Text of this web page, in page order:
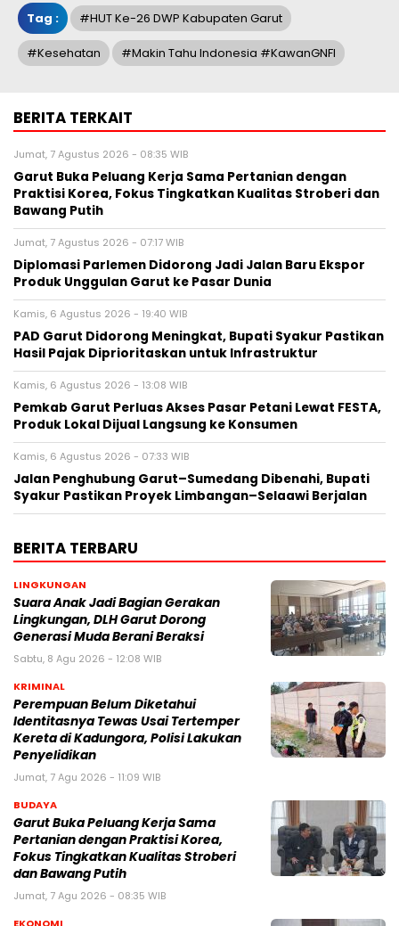
Tag : #HUT Ke-26 DWP Kabupaten Garut
#kesehatan #Makin Tahu Indonesia #KawanGNFI
BERITA TERKAIT
Jumat, 7 Agustus 2026 - 08:35 WIB
Garut Buka Peluang Kerja Sama Pertanian dengan
Praktisi Korea, Fokus Tingkatkan Kualitas Stroberi dan
Bawang Putih
Jumat, 7 Agustus 2026 - 07:17 WIB
Diplomasi Parlemen Didorong Jadi Jalan Baru Ekspor
Produk Unggulan Garut ke Pasar Dunia
Kamis, 6 Agustus 2026 - 19:40 WIB
PAD Garut Didorong Meningkat, Bupati Syakur Pastikan
Hasil Pajak Diprioritaskan untuk Infrastruktur
Kamis, 6 Agustus 2026 - 13:08 WIB
Pemkab Garut Perluas Akses Pasar Petani Lewat FESTA,
Produk Lokal Dijual Langsung ke Konsumen
Kamis, 6 Agustus 2026 - 07:33 WIB
Jalan Penghubung Garut–Sumedang Dibenahi, Bupati
Syakur Pastikan Proyek Limbangan–Selaawi Berjalan
BERITA TERBARU
LINGKUNGAN
Suara Anak Jadi Bagian Gerakan
Lingkungan, DLH Garut Dorong
Generasi Muda Berani Beraksi
Sabtu, 8 Agu 2026 - 12:08 WIB
KRIMINAL
Perempuan Belum Diketahui
Identitasnya Tewas Usai Tertemper
Kereta di Kadungora, Polisi Lakukan
Penyelidikan
Jumat, 7 Agu 2026 - 11:09 WIB
BUDAYA
Garut Buka Peluang Kerja Sama
Pertanian dengan Praktisi Korea,
Fokus Tingkatkan Kualitas Stroberi
dan Bawang Putih
Jumat, 7 Agu 2026 - 08:35 WIB